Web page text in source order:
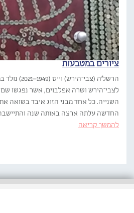
ציורים במטבעות
הרשל'ה
לצבי־הירש ושרה אפלבוים, אשר נפגשו
השנייה. כל אחד מבני הזוג איבד בשואה את
החדשה עלתה ארצה באותה שנה
להמשך קריאה